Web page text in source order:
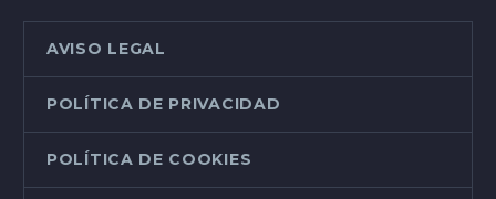
AVISO LEGAL
POLÍTICA DE PRIVACIDAD
POLÍTICA DE COOKIES